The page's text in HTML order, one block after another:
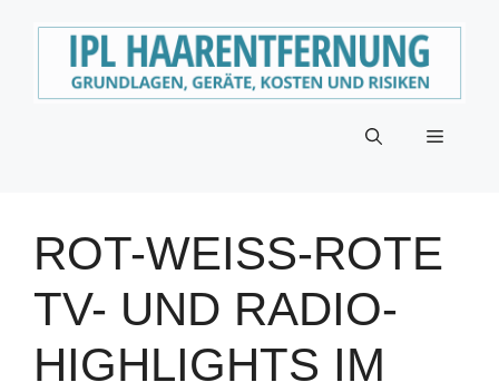
Menü
ROT-WEISS-ROTE T
V- UND RADIO-H
IGHLIGHTS IM O